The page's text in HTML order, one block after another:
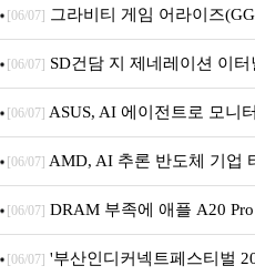
[06/07] 그라비티 게임 어라이즈
[06/07] SD건담 지 제네레이션 이
한 기념 이벤트 실시!
[06/07] ASUS, AI 에이전트로 모니
[06/07] AMD, AI 추론 반도체 기업
[06/07] DRAM 부족에 애플 A20
[06/07] '부산인디커넥트페스티벌